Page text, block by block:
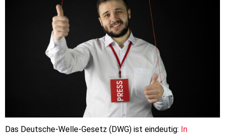
Das Deutsche-Welle-Gesetz (DWG) ist eindeutig: In